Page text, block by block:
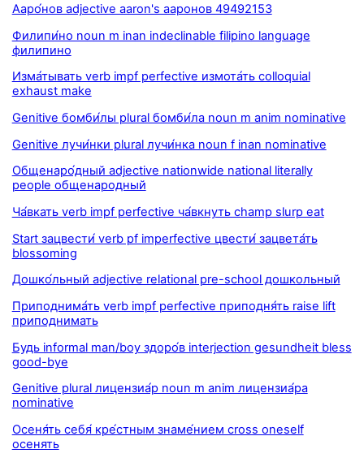
Ааро́нов adjective aaron's ааронов 49492153
Филипи́но noun m inan indeclinable filipino language
филипино
Изма́тывать verb impf perfective измота́ть colloquial
exhaust make
Genitive бомби́лы plural бомби́ла noun m anim nominative
Genitive лучи́нки plural лучи́нка noun f inan nominative
Общенаро́дный adjective nationwide national literally
people общенародный
Ча́вкать verb impf perfective ча́вкнуть champ slurp eat
Start зацвести́ verb pf imperfective цвести́ зацвета́ть
blossoming
Дошко́льный adjective relational pre-school дошкольный
Приподнима́ть verb impf perfective приподня́ть raise lift
приподнимать
Будь informal man/boy здоро́в interjection gesundheit bless
good-bye
Genitive plural лицензиа́р noun m anim лицензиа́ра
nominative
Осеня́ть себя́ кре́стным знаме́нием cross oneself
осенять